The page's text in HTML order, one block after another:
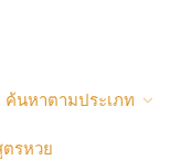
ค้นหาตามประเภท
รหวย